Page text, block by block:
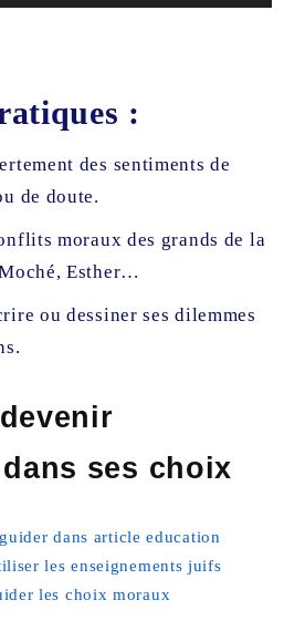
:
des sentiments de
de doute.
moraux des grands de la
Esther…
ou dessiner ses dilemmes
ses choix